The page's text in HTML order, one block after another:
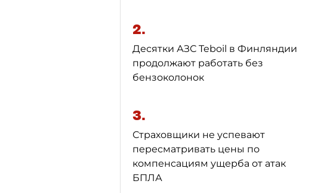
2.
Десятки АЗС Teboil в Финляндии
продолжают работать без
бензоколонок
3.
Страховщики не успевают
пересматривать цены по
компенсациям ущерба от атак
БПЛА